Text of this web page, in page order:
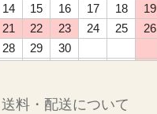
14 15 16 17 18
19
21 22 23 24 25
26
28 29
30
送料・配送について